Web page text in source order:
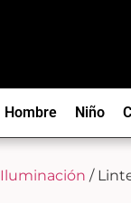
Hombre Niño
Iluminación /